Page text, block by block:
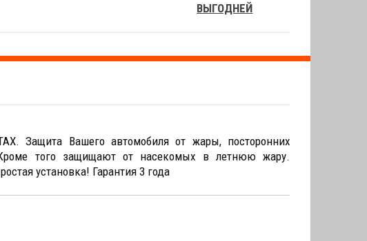
ВЫГОДНЕЙ
Вашего автомобиля от жары, посторонних
того защищают от насекомых в летнюю жару.
установка! Гарантия 3 года